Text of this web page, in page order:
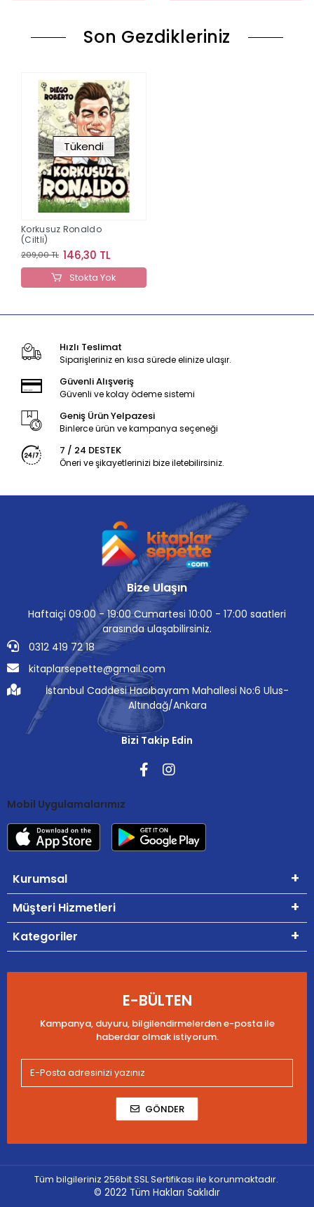
Son Gezdikleriniz
Tükendi
Korkusuz Ronaldo
(Ciltli)
209,00 TL 146,30 TL
Stokta Yok
Hızlı Teslimat
Siparişleriniz en kısa sürede elinize ulaşır.
Güvenli Alışveriş
Güvenli ve kolay ödeme sistemi
Geniş Ürün Yelpazesi
Binlerce ürün ve kampanya seçeneği
7 / 24 DESTEK
Öneri ve şikayetlerinizi bize iletebilirsiniz.
Bize Ulaşın
Haftaiçi 09:00 - 19:00 Cumartesi 10:00 - 17:00 saatleri
arasında ulaşabilirsiniz.
0312 419 72 18
kitaplarsepette@gmail.com
İstanbul Caddesi Hacıbayram Mahallesi No:6 Ulus-
Altındağ/Ankara
Bizi Takip Edin
Mobil Uygulamalarımız
Kurumsal
Müşteri Hizmetleri
Kategoriler
E-BÜLTEN
Kampanya, duyuru, bilgilendirmelerden e-posta ile
haberdar olmak istiyorum.
GÖNDER
Tüm bilgileriniz 256bit SSL Sertifikası ile korunmaktadır.
© 2022 Tüm Hakları Saklıdır